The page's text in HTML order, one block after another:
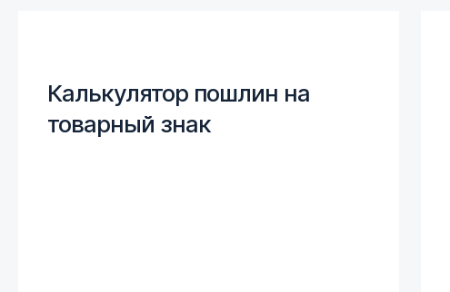
Калькулятор пошлин на
товарный знак